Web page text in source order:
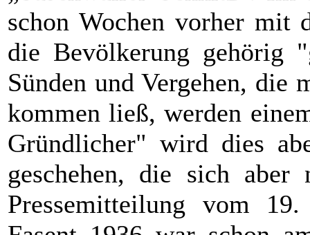
schon Wochen vorher mit
die Bevölkerung gehörig
Sünden und Vergehen, die
kommen ließ, werden
Gründlicher" wird dies
geschehen, die sich
Pressemitteilung vom